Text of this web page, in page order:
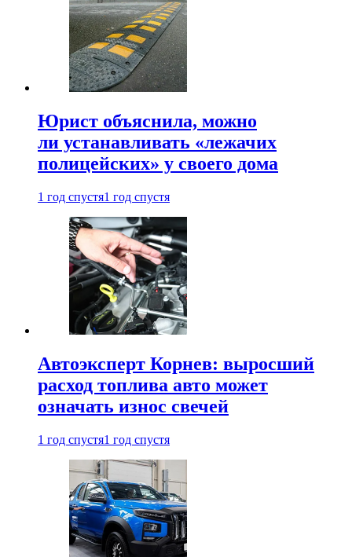
Юрист объяснила, можно
ли устанавливать «лежачих
полицейских» у своего дома
1 год спустя1 год спустя
Автоэксперт Корнев: выросший
расход топлива авто может
означать износ свечей
1 год спустя1 год спустя